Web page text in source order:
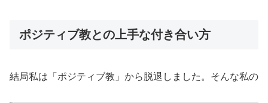
ポジティブ教との上手な付き合い方
結局私は「ポジティブ教」から脱退しました。そんな私の